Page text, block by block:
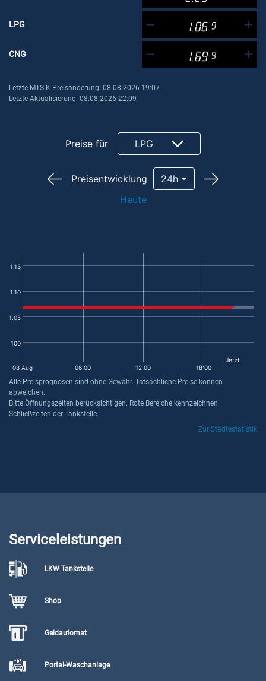
LPG 1.06 9
CNG 1.69 9
Letzte MTS-K Preisänderung: 08.08.2026 19:07
Letzte Aktualisierung: 08.08.2026 22:09
Preise für LPG
Preisentwicklung
24h
Heute
100
1.05
1.10
1.15
08 Aug 06:00 12:00 18:00
Jetzt
Alle Preisprognosen sind ohne Gewähr. Tatsächliche Preise können
abweichen.
Bitte Öffnungszeiten berücksichtigen. Rote Bereiche kennzeichnen
Schließzeiten der Tankstelle.
Zur Städtestatistik
Serviceleistungen
LKW Tankstelle
Shop
Geldautomat
Portal-Waschanlage